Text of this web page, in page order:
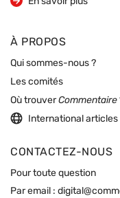
À PROPOS
Qui sommes-nous ?
Les comités
Où trouverCommentaire
International articles
CONTACTEZ-NOUS
Pour toute question
Par email :